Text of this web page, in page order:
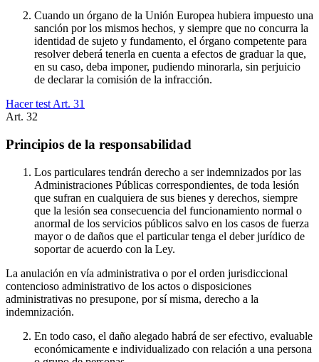
Cuando un órgano de la Unión Europea hubiera impuesto una
sanción por los mismos hechos, y siempre que no concurra la
identidad de sujeto y fundamento, el órgano competente para
resolver deberá tenerla en cuenta a efectos de graduar la que,
en su caso, deba imponer, pudiendo minorarla, sin perjuicio
de declarar la comisión de la infracción.
Hacer test Art. 31
Art. 32
Principios de la responsabilidad
Los particulares tendrán derecho a ser indemnizados por las
Administraciones Públicas correspondientes, de toda lesión
que sufran en cualquiera de sus bienes y derechos, siempre
que la lesión sea consecuencia del funcionamiento normal o
anormal de los servicios públicos salvo en los casos de fuerza
mayor o de daños que el particular tenga el deber jurídico de
soportar de acuerdo con la Ley.
La anulación en vía administrativa o por el orden jurisdiccional
contencioso administrativo de los actos o disposiciones
administrativas no presupone, por sí misma, derecho a la
indemnización.
En todo caso, el daño alegado habrá de ser efectivo, evaluable
económicamente e individualizado con relación a una persona